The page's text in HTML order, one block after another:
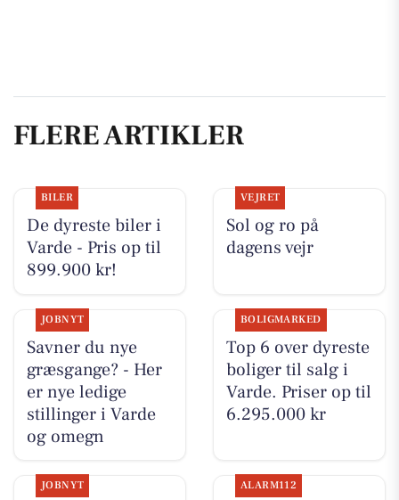
FLERE ARTIKLER
BILER
De dyreste biler i
Varde - Pris op til
899.900 kr!
VEJRET
Sol og ro på
dagens vejr
JOBNYT
Savner du nye
græsgange? - Her
er nye ledige
stillinger i Varde
og omegn
BOLIGMARKED
Top 6 over dyreste
boliger til salg i
Varde. Priser op til
6.295.000 kr
JOBNYT ALARM112